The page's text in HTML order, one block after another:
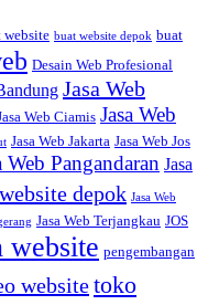
website buat website depok buat
Desain Web Profesional
Jasa Web
Web Ciamis Jasa Web
Jasa Web Jakarta Jasa Web Jos
Web Pangandaran Jasa
depok Jasa Web
Jasa Web Terjangkau JOS
website pengembangan
websitetoko